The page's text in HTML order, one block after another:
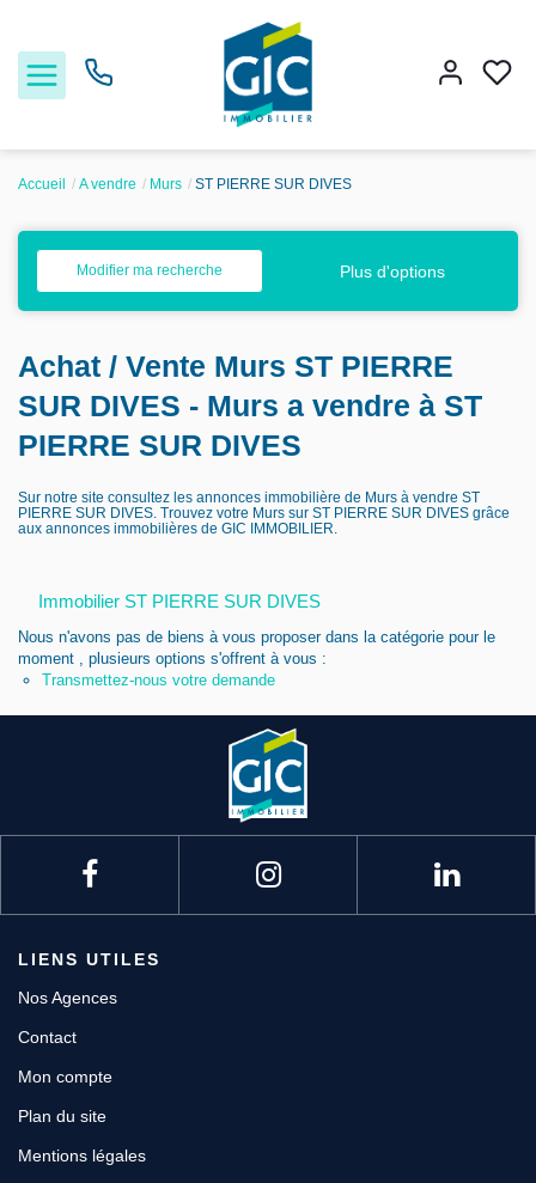
Acheter
Louer
Estimer
Nos services
Nos agences
Nous rejoindre
Accueil A vendre Murs ST PIERRE SUR DIVES
Modifier ma recherche Plus d'options
Achat / Vente Murs ST PIERRE
SUR DIVES - Murs a vendre à ST
PIERRE SUR DIVES
Sur notre site consultez les annonces immobilière de Murs à vendre ST
PIERRE SUR DIVES. Trouvez votre Murs sur ST PIERRE SUR DIVES grâce
aux annonces immobilières de GIC IMMOBILIER.
Immobilier ST PIERRE SUR DIVES
Nous n'avons pas de biens à vous proposer dans la catégorie pour le
moment , plusieurs options s'offrent à vous :
Transmettez-nous votre demande
LIENS UTILES
Nos Agences
Contact
Mon compte
Plan du site
Mentions légales